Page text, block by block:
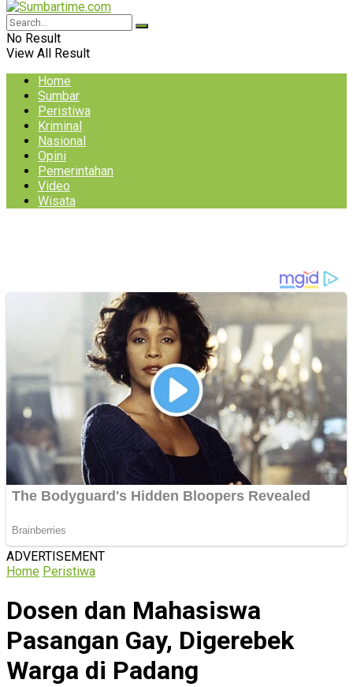
No Result
View All Result
Home
Sumbar
Peristiwa
Kriminal
Nasional
Opini
Pemerintahan
Video
Wisata
ADVERTISEMENT
Home Peristiwa
Dosen dan Mahasiswa
Pasangan Gay, Digerebek
Warga di Padang